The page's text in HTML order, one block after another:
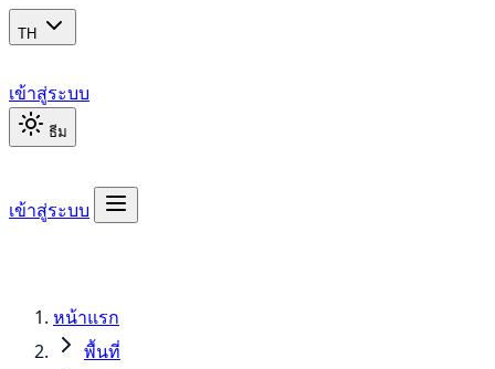
TH
เข้าสู่ระบบ
ธีม
เข้าสู่ระบบ
หน้าแรก
พื้นที่